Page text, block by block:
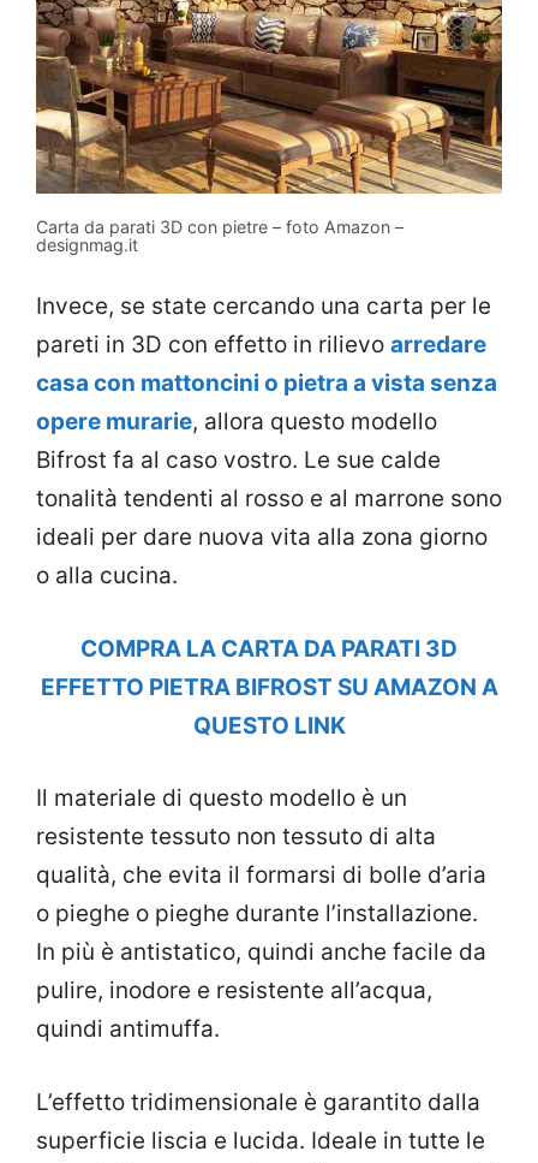
Carta da parati 3D con pietre – foto Amazon –
designmag.it
Invece, se state cercando una carta per le
pareti in 3D con effetto in rilievo arredare
casa con mattoncini o pietra a vista senza
opere murarie, allora questo modello
Bifrost fa al caso vostro. Le sue calde
tonalità tendenti al rosso e al marrone sono
ideali per dare nuova vita alla zona giorno
o alla cucina.
COMPRA LA CARTA DA PARATI 3D
EFFETTO PIETRA BIFROST SU AMAZON A
QUESTO LINK
Il materiale di questo modello è un
resistente tessuto non tessuto di alta
qualità, che evita il formarsi di bolle d’aria
o pieghe o pieghe durante l’installazione.
In più è antistatico, quindi anche facile da
pulire, inodore e resistente all’acqua,
quindi antimuffa.
L’effetto tridimensionale è garantito dalla
superficie liscia e lucida. Ideale in tutte le